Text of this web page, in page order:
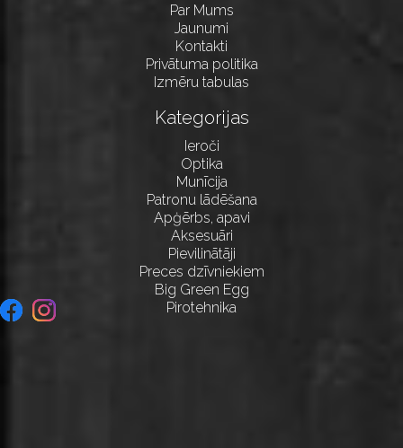
Par Mums
Jaunumi
Kontakti
Privātuma politika
Izmēru tabulas
Kategorijas
Ieroči
Optika
Munīcija
Patronu lādēšana
Apģērbs, apavi
Aksesuāri
Pievilinātāji
Preces dzīvniekiem
Big Green Egg
Pirotehnika